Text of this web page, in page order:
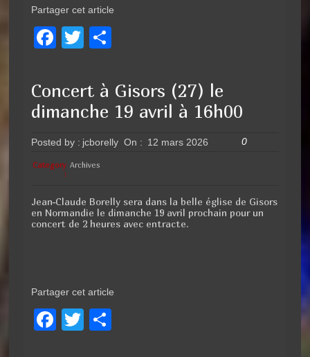
Partager cet article
F
c
e
b
o
o
k
T
tt
er
ta
g
er
Concert à Gisors (27) le
dimanche 19 avril à 16h00
Posted by : jcborelly On : 12 mars 2026 0
Category
:
Archives
Jean-Claude Borelly sera dans la belle église de Gisors
en Normandie le dimanche 19 avril prochain pour un
concert de 2 heures avec entracte.
Partager cet article
F
T